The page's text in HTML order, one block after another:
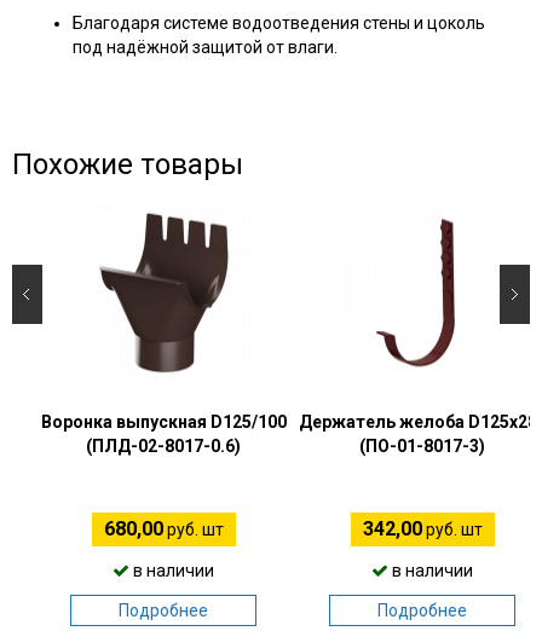
Благодаря системе водоотведения стены и цоколь
под надёжной защитой от влаги.
Похожие товары
Воронка выпускная D125/100
(ПЛД-02-8017-0.6)
680,00руб. шт
в наличии
Подробнее
Держатель желоба
(ПО-01-8017-3)
342,00руб. шт
в наличии
Подробнее